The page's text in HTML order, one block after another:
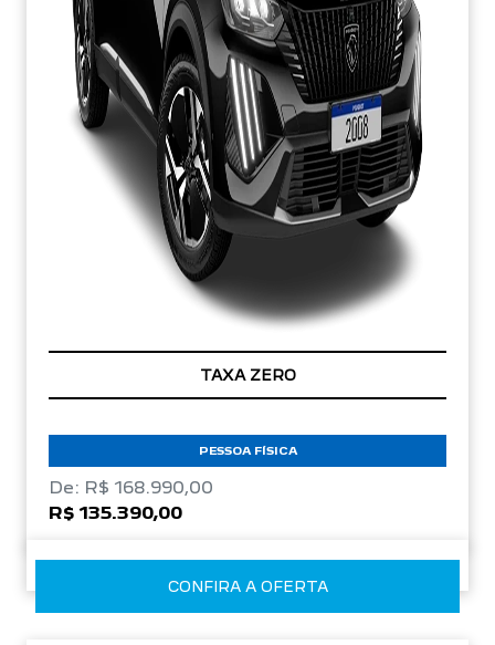
TAXA ZERO
PESSOA FÍSICA
De: R$ 168.990,00
R$ 135.390,00
CONFIRA A OFERTA